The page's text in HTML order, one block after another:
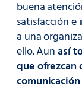
buena
satisfacción e
a una
ello. Aunasí
que ofrezcan